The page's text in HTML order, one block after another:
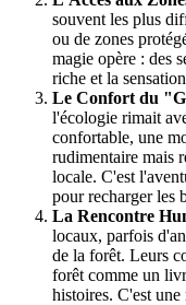
souvent les plus
ou de zones
magie opère : des
riche et la
Le Confort du
l'écologie rimait
confortable, une
rudimentaire mais
locale. C'est
pour recharger les
La Rencontre
locaux, parfois
de la forêt. Leurs
forêt comme un
histoires. C'est une